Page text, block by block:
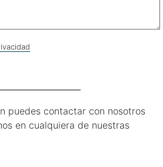
puedes contactar con nosotros
en cualquiera de nuestras